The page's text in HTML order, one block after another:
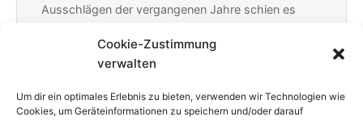
Cookie-Zustimmung
verwalten
Um dir ein optimales Erlebnis zu bieten, verwenden wir Technologien wie
Cookies, um Geräteinformationen zu speichern und/oder darauf
Ausschlägen der vergangenen Jahre schien es
Doch dann startete Ende Februar der Krieg
zwischen den USA, Israel und Iran und brachte die